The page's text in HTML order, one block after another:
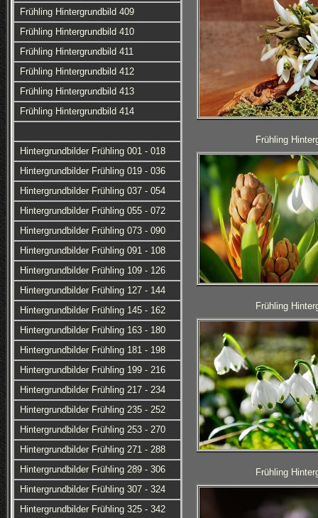
Frühling Hintergrundbild 409
Frühling Hintergrundbild 410
Frühling Hintergrundbild 411
Frühling Hintergrundbild 412
Frühling Hintergrundbild 413
Frühling Hintergrundbild 414
Hintergrundbilder Frühling 001 - 018
Hintergrundbilder Frühling 019 - 036
Hintergrundbilder Frühling 037 - 054
Hintergrundbilder Frühling 055 - 072
Hintergrundbilder Frühling 073 - 090
Hintergrundbilder Frühling 091 - 108
Hintergrundbilder Frühling 109 - 126
Hintergrundbilder Frühling 127 - 144
Hintergrundbilder Frühling 145 - 162
Hintergrundbilder Frühling 163 - 180
Hintergrundbilder Frühling 181 - 198
Hintergrundbilder Frühling 199 - 216
Hintergrundbilder Frühling 217 - 234
Hintergrundbilder Frühling 235 - 252
Hintergrundbilder Frühling 253 - 270
Hintergrundbilder Frühling 271 - 288
Hintergrundbilder Frühling 289 - 306
Hintergrundbilder Frühling 307 - 324
Hintergrundbilder Frühling 325 - 342
Frühling
Frühling
Frühling